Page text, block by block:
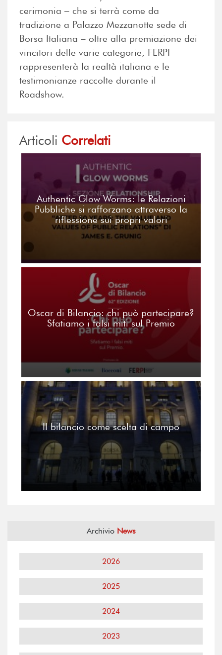
cerimonia – che si terrà come da
tradizione a Palazzo Mezzanotte sede di
Borsa Italiana – oltre alla premiazione dei
vincitori delle varie categorie, FERPI
rappresenterà la realtà italiana e le
testimonianze raccolte durante il
Roadshow.
Articoli Correlati
Authentic Glow Worms: le Relazioni
Pubbliche si rafforzano attraverso la
riflessione sui propri valori
Oscar di Bilancio: chi può partecipare?
Sfatiamo i falsi miti sul Premio
Il bilancio come scelta di campo
Archivio News
2026
2025
2024
2023